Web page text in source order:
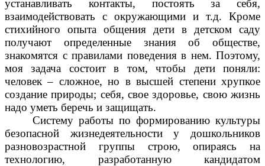
устанавливать контакты, постоять за себя,
взаимодействовать с окружающими и т.д. Кроме
стихийного опыта общения дети в детском саду
получают определенные знания об обществе,
знакомятся с правилами поведения в нем. Поэтому,
моя задача состоит в том, чтобы дети поняли:
человек – сложное, но в высшей степени хрупкое
создание природы; себя, свое здоровье, свою жизнь
надо уметь беречь и защищать.
Систему работы по формированию культуры
безопасной жизнедеятельности у дошкольников
разновозрастной группы строю, опираясь на
технологию, разработанную кандидатом